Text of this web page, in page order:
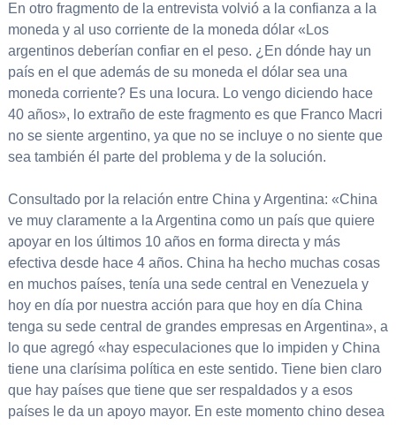
En otro fragmento de la entrevista volvió a la confianza a la
moneda y al uso corriente de la moneda dólar «Los
argentinos deberían confiar en el peso. ¿En dónde hay un
país en el que además de su moneda el dólar sea una
moneda corriente? Es una locura. Lo vengo diciendo hace
40 años», lo extraño de este fragmento es que Franco Macri
no se siente argentino, ya que no se incluye o no siente que
sea también él parte del problema y de la solución.
Consultado por la relación entre China y Argentina: «China
ve muy claramente a la Argentina como un país que quiere
apoyar en los últimos 10 años en forma directa y más
efectiva desde hace 4 años. China ha hecho muchas cosas
en muchos países, tenía una sede central en Venezuela y
hoy en día por nuestra acción para que hoy en día China
tenga su sede central de grandes empresas en Argentina», a
lo que agregó «hay especulaciones que lo impiden y China
tiene una clarísima política en este sentido. Tiene bien claro
que hay países que tiene que ser respaldados y a esos
países le da un apoyo mayor. En este momento chino desea